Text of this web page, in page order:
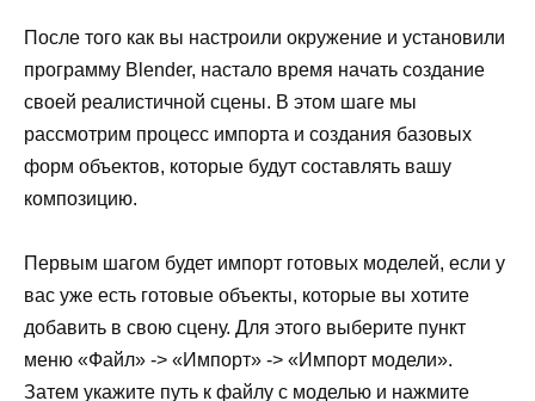
После того как вы настроили окружение и установили
программу Blender, настало время начать создание
своей реалистичной сцены. В этом шаге мы
рассмотрим процесс импорта и создания базовых
форм объектов, которые будут составлять вашу
композицию.
Первым шагом будет импорт готовых моделей, если у
вас уже есть готовые объекты, которые вы хотите
добавить в свою сцену. Для этого выберите пункт
меню «Файл» -> «Импорт» -> «Импорт модели».
Затем укажите путь к файлу с моделью и нажмите